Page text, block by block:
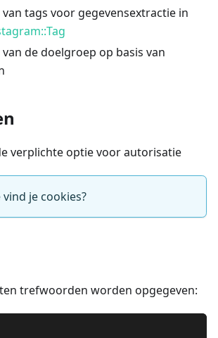
tags voor gegevensextractie in
de doelgroep op basis van
verplichte optie voor autorisatie
je cookies?
trefwoorden worden opgegeven: